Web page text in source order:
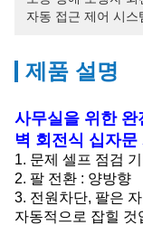
자동 접근 제어 시스
제품 설명
사무실을 위한
벽 회전식 십자문
1. 문제 셀프 점검
2. 팔 전환 : 양방향
3. 전원차단, 팔은
자동적으로 잡힐 것